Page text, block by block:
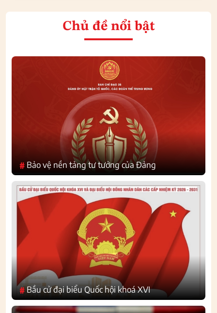
Chủ đề nổi bật
# Bảo vệ nền tảng tư tưởng của Đảng
#Bầu cử đại biểu Quốc hội khoá XVI